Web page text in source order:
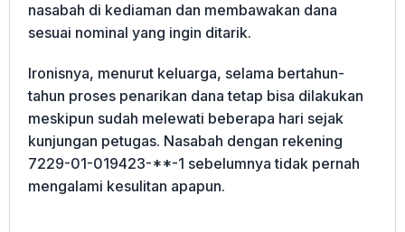
nasabah di kediaman dan membawakan dana
sesuai nominal yang ingin ditarik.
Ironisnya, menurut keluarga, selama bertahun-
tahun proses penarikan dana tetap bisa dilakukan
meskipun sudah melewati beberapa hari sejak
kunjungan petugas. Nasabah dengan rekening
7229-01-019423-**-1 sebelumnya tidak pernah
mengalami kesulitan apapun.